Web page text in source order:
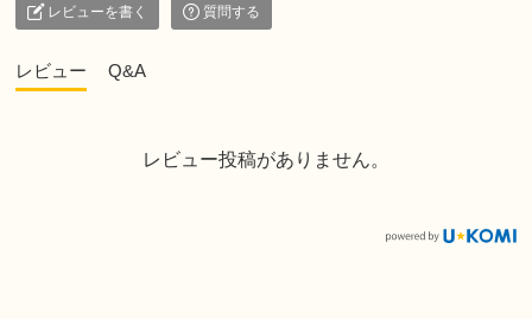
レビューを書く 質問する
レビュー Q&A
レビュー投稿がありません。